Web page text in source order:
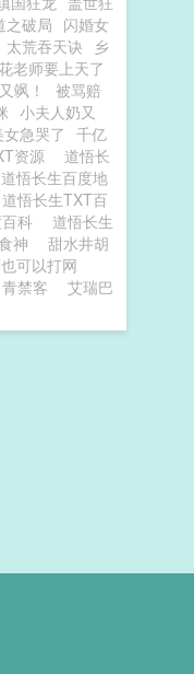
之破局
闪婚女
太荒吞天诀
乡
老师要上天了
飒！
被骂赔
小夫人奶又
急哭了 千亿
资源
道悟长
道悟长生百度地
道悟长生TXT百
科
道悟长生
神
甜水井胡
可以打网
青禁客
艾瑞巴